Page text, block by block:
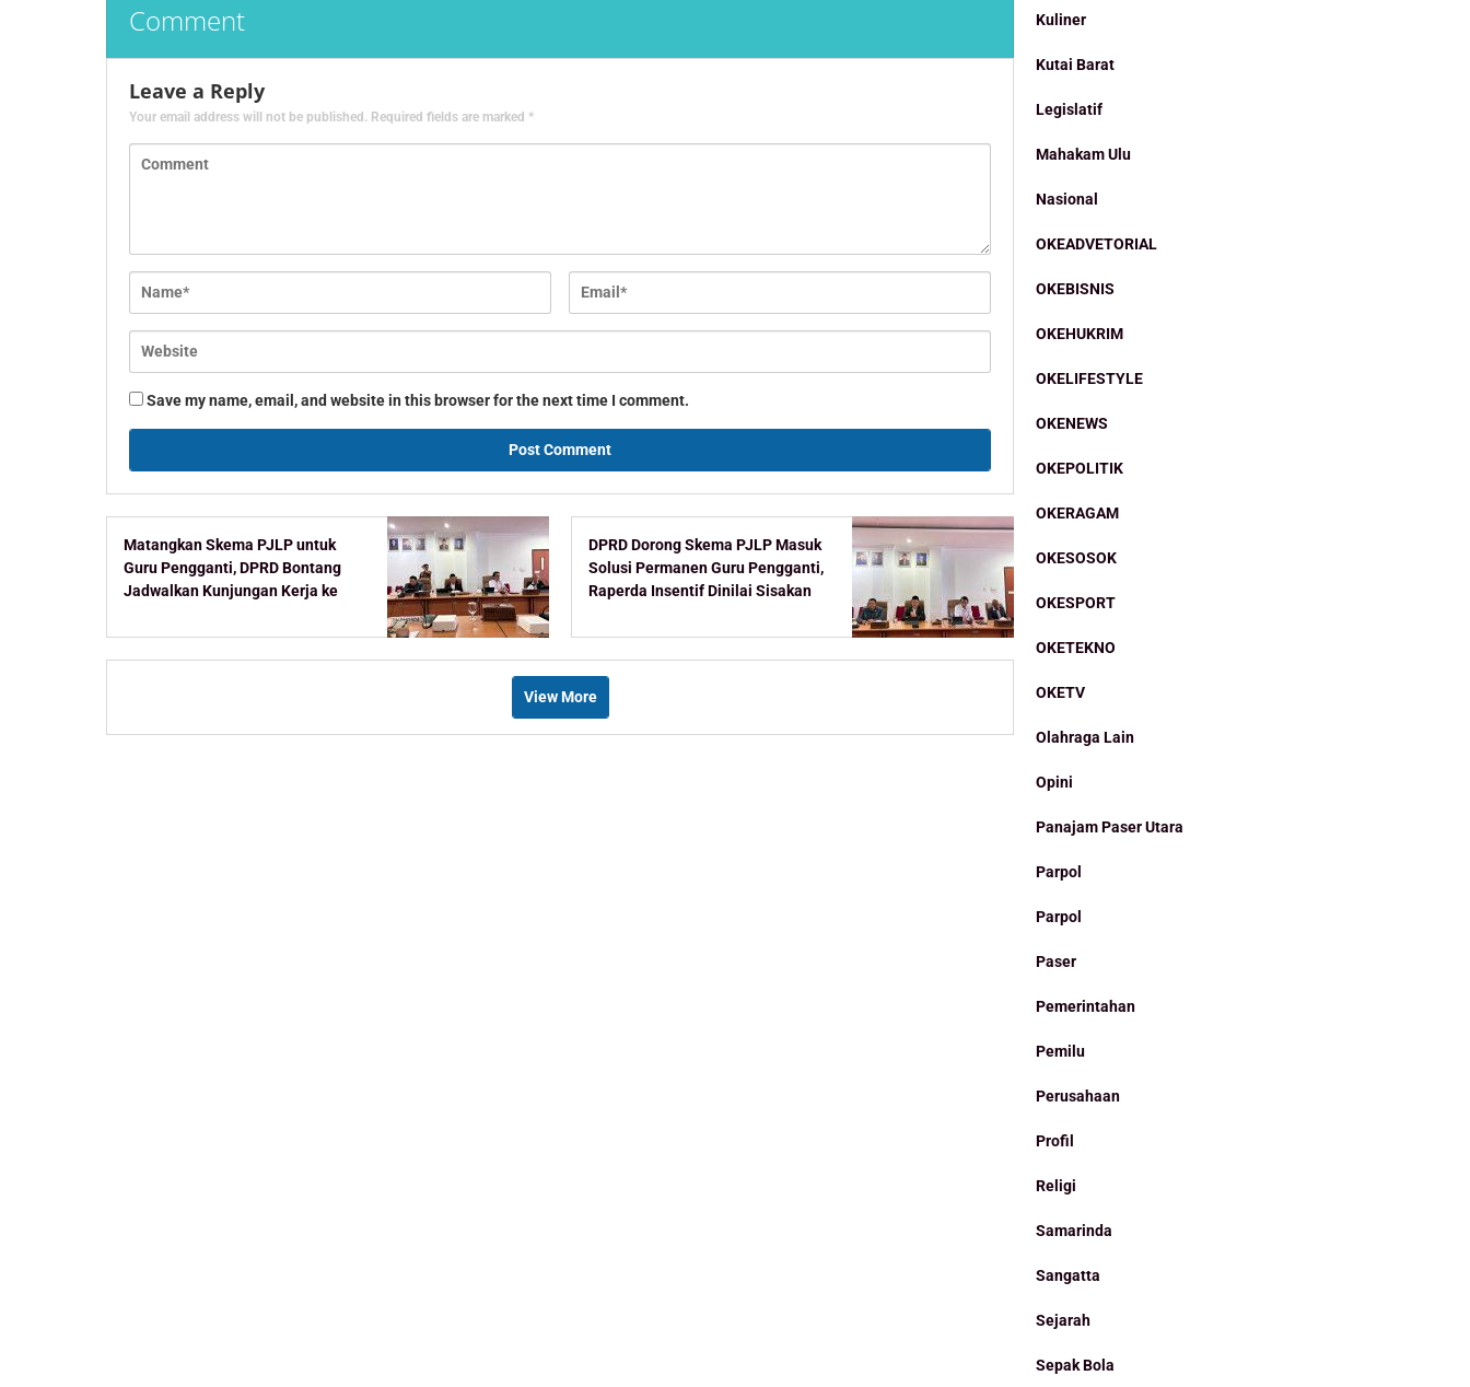
Comment
Leave a Reply
Your email address will not be published. Required fields are marked *
Save my name, email, and website in this browser for the next time I comment.
Matangkan Skema PJLP untuk
Guru Pengganti, DPRD Bontang
Jadwalkan Kunjungan Kerja ke
DPRD Dorong Skema PJLP Masuk
Solusi Permanen Guru Pengganti,
Raperda Insentif Dinilai Sisakan
View More
Kuliner
Kutai Barat
Legislatif
Mahakam Ulu
Nasional
OKEADVETORIAL
OKEBISNIS
OKEHUKRIM
OKELIFESTYLE
OKENEWS
OKEPOLITIK
OKERAGAM
OKESOSOK
OKESPORT
OKETEKNO
OKETV
Olahraga Lain
Opini
Panajam Paser Utara
Parpol
Parpol
Paser
Pemerintahan
Pemilu
Perusahaan
Profil
Religi
Samarinda
Sangatta
Sejarah
Sepak Bola